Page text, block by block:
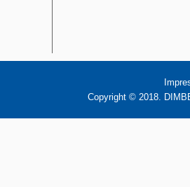
Copyright © 2018.